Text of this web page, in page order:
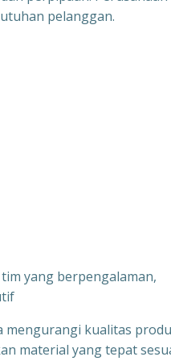
pelanggan.
yang berpengalaman,
mengurangi kualitas
material yang tepat